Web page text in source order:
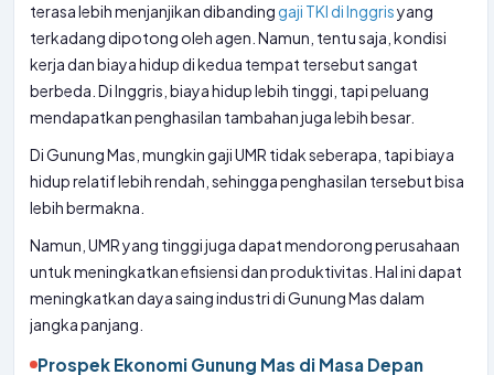
terasa lebih menjanjikan dibanding gaji TKI di Inggrisyang
terkadang dipotong oleh agen. Namun, tentu saja, kondisi
kerja dan biaya hidup di kedua tempat tersebut sangat
berbeda. Di Inggris, biaya hidup lebih tinggi, tapi peluang
mendapatkan penghasilan tambahan juga lebih besar.
Di Gunung Mas, mungkin gaji UMR tidak seberapa, tapi biaya
hidup relatif lebih rendah, sehingga penghasilan tersebut bisa
lebih bermakna.
Namun, UMR yang tinggi juga dapat mendorong perusahaan
untuk meningkatkan efisiensi dan produktivitas. Hal ini dapat
meningkatkan daya saing industri di Gunung Mas dalam
jangka panjang.
Prospek Ekonomi Gunung Mas di Masa Depan